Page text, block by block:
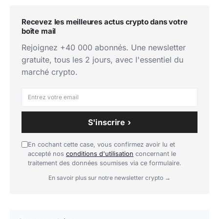
Comment utiliser cette fiche ETF ?
Une bonne lecture combine d'abord le prix et les
variations récentes, puis les informations structurelles
du fonds. Cela permet de distinguer un simple
mouvement de marché d'un vrai changement de
terme, cette lecture structurelle est souvent plus utile
que la seule performance sur quelques séances.
Si vous envisagez un achat, l'essentiel est de vérifier
si iShares MSCI France ETF correspond bien au rôle
recherché dans votre portefeuille: diversification
Recevez les meilleures actus crypto dans votre
boîte mail
Rejoignez +40 000 abonnés. Une newsletter
gratuite, tous les 2 jours, avec l'essentiel du
marché crypto.
S'inscrire ›
En cochant cette case, vous confirmez avoir lu et
accepté nos conditions d'utilisation concernant le
traitement des données soumises via ce formulaire.
En savoir plus sur notre newsletter crypto →